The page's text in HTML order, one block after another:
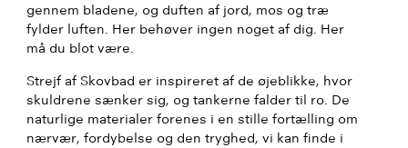
gennem bladene, og duften af jord, mos og træ
fylder luften. Her behøver ingen noget af dig. Her
må du blot være.
Strejf af Skovbad er inspireret af de øjeblikke, hvor
skuldrene sænker sig, og tankerne falder til ro. De
naturlige materialer forenes i en stille fortælling om
nærvær, fordybelse og den tryghed, vi kan finde i